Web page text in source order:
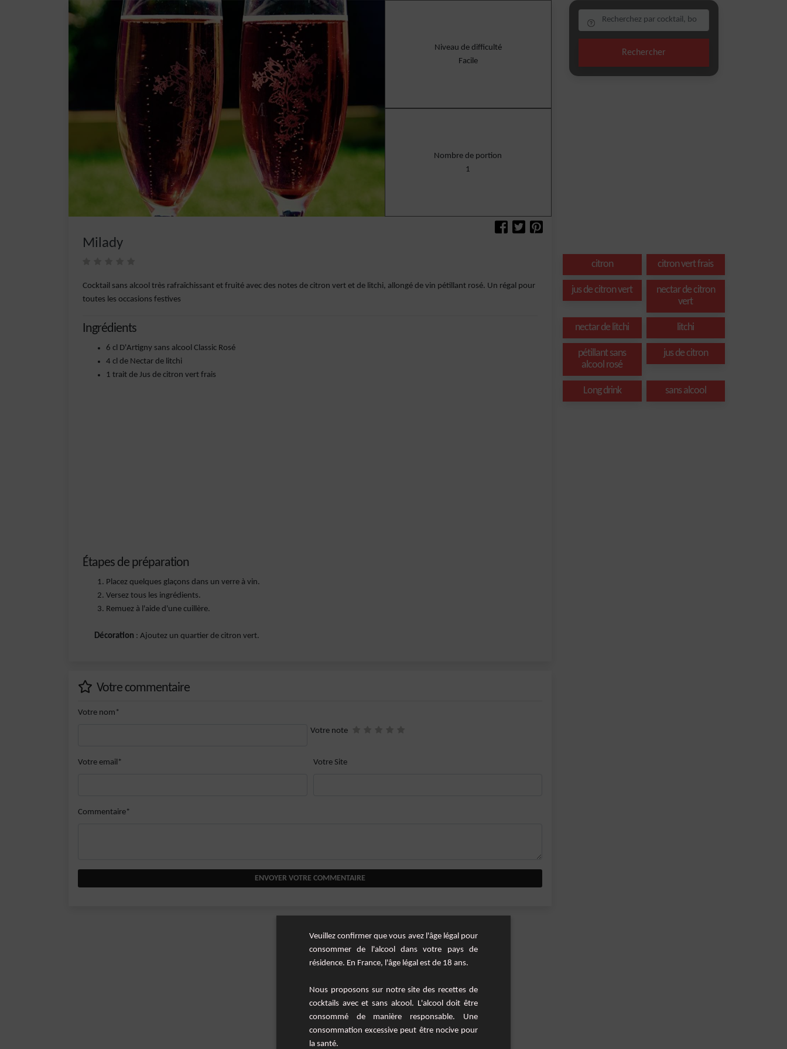
Niveau de difficulté
Facile
Nombre de portion
1
Milady
Cocktail sans alcool très rafraîchissant et fruité avec des notes de citron vert et de litchi, allongé de vin pétillant rosé. Un régal pour
toutes les occasions festives
Ingrédients
6 cl D'Artigny sans alcool Classic Rosé
4 cl de Nectar de litchi
1 trait de Jus de citron vert frais
Étapes de préparation
Placez quelques glaçons dans un verre à vin.
Versez tous les ingrédients.
Remuez à l'aide d'une cuillère.
Décoration : Ajoutez un quartier de citron vert.
Votre commentaire
Votre nom*
Votre note
Votre email* Votre Site
Commentaire*
ENVOYER VOTRE COMMENTAIRE
Rechercher
citron citron vert frais
jus de citron vert
nectar de citron
vert
nectar de litchi litchi
pétillant sans
alcool rosé
jus de citron
Long drink sans alcool
Veuillez confirmer que vous avez l'âge légal pour
consommer de l'alcool dans votre pays de
résidence. En France, l'âge légal est de 18 ans.
Nous proposons sur notre site des recettes de
cocktails avec et sans alcool. L'alcool doit être
consommé de manière responsable. Une
consommation excessive peut être nocive pour
la santé.